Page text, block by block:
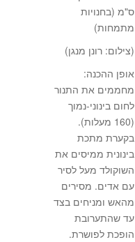
ס"מ (בחנויות
מתמחות)
(צילום: רונן מנגן)
אופן ההכנה:
מחממים את התנור
לחום בינוני-נמוך
‭160)‬ מעלות).
בקערת מתכת
בינונית ממיסים את
השוקולד מעל לסיר
עם אדים. מסירים
מהאש ומניחים בצד
עד שהתערובת
הופכת לפושרת.